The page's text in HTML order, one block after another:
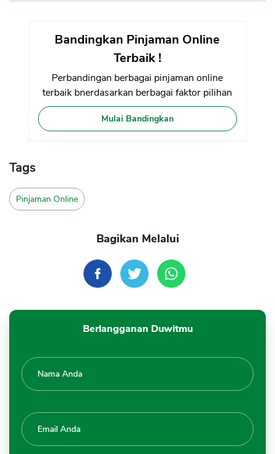
Bandingkan Pinjaman Online
Terbaik !
Perbandingan berbagai pinjaman online
terbaik bnerdasarkan berbagai faktor pilihan
Mulai Bandingkan
Tags
Pinjaman Online
Bagikan Melalui
Berlangganan Duwitmu